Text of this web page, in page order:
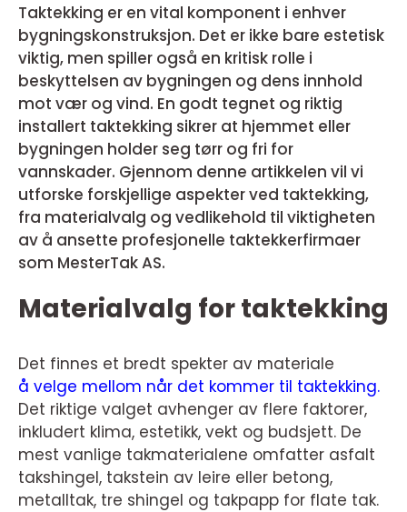
Taktekking er en vital komponent i enhver
bygningskonstruksjon. Det er ikke bare estetisk
viktig, men spiller også en kritisk rolle i
beskyttelsen av bygningen og dens innhold
mot vær og vind. En godt tegnet og riktig
installert taktekking sikrer at hjemmet eller
bygningen holder seg tørr og fri for
vannskader. Gjennom denne artikkelen vil vi
utforske forskjellige aspekter ved taktekking,
fra materialvalg og vedlikehold til viktigheten
av å ansette profesjonelle taktekkerfirmaer
som MesterTak AS.
Materialvalg for taktekking
Det finnes et bredt spekter av materiale
å velge mellom når det kommer til taktekking.
Det riktige valget avhenger av flere faktorer,
inkludert klima, estetikk, vekt og budsjett. De
mest vanlige takmaterialene omfatter asfalt
takshingel, takstein av leire eller betong,
metalltak, tre shingel og takpapp for flate tak.